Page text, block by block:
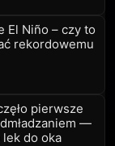
El Niño – czy to
rekordowemu
pierwsze
—
do oka